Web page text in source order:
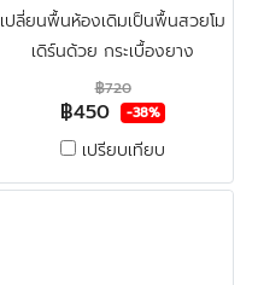
เปลี่ยนพื้นห้องเดิมเป็นพื้นสวยโม
เดิร์นด้วย กระเบื้องยาง
ลายไม้spc4มิล FLOOR-PRO +
โฟมรองปรับระดับ + ปูฟรีรวมติด
ตั้ง + ตรวจพื้นก่อนติดตั้ง คลิก
฿720
฿450 -38%
เปรียบเทียบ